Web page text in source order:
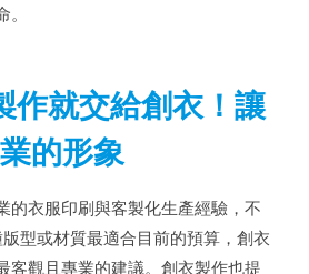
作就交給創衣！讓
的形象
的衣服印刷與客製化生產經驗，不
型或材質最適合目前的預算，創衣
客觀且專業的建議。創衣製作也提